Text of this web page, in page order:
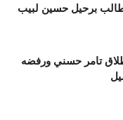
برحيل حسين لبيب
تامر حسني ورفضه